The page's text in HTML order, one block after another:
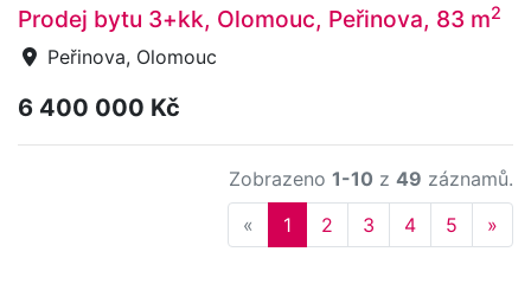
Prodej bytu 3+kk, Olomouc, Peřinova, 83 m2
Peřinova, Olomouc
6 400 000 Kč
Zobrazeno 1-10 z 49 záznamů.
« Previous
1 2 3 4 5 »